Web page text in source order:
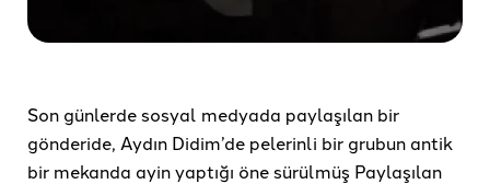
Son günlerde sosyal medyada paylaşılan bir
gönderide, Aydın Didim’de pelerinli bir grubun antik
bir mekanda ayin yaptığı öne sürülmüş Paylaşılan